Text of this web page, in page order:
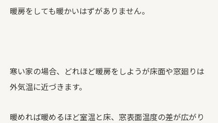
暖房をしても暖かいはずがありません。
寒い家の場合、どれほど暖房をしようが床面や窓廻りは
外気温に近づきます。
暖めれば暖めるほど室温と床、窓表面温度の差が広がり